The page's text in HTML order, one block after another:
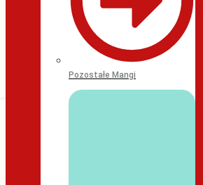
Pozostałe Mangi